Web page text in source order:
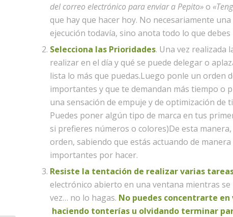
del correo electrónico para enviar a Pepito»o
que hay que hacer hoy. No necesariamente
ejecución todavía, sino anota todo lo que debes
Selecciona las Prioridades. Una vez realizada
realizar en el día y qué se puede delegar o
lista lo más que puedas.Luego ponle un orden
importantes y que te demandan más tiempo o
una sensación de empuje y de optimización de
Puedes poner algún tipo de marca en tus
si prefieres números o colores)De esta
orden, sabiendo que estás actuando de
importantes por hacer.
Resiste la tentación de realizar varias
electrónico abierto en una ventana mientras
vez… no lo hagas. No puedes concentrarte
haciendo tonterías u olvidando terminar